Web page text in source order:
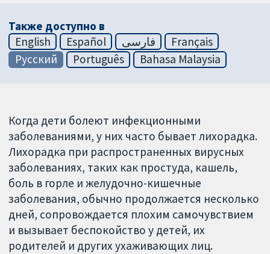
Также доступно в
English
Español فارسی
Français
Русский
Português Bahasa Malaysia
Когда дети болеют инфекционными
заболеваниями, у них часто бывает лихорадка.
Лихорадка при распространенных вирусных
заболеваниях, таких как простуда, кашель,
боль в горле и желудочно-кишечные
заболевания, обычно продолжается несколько
дней, сопровождается плохим самочувствием
и вызывает беспокойство у детей, их
родителей и других ухаживающих лиц.